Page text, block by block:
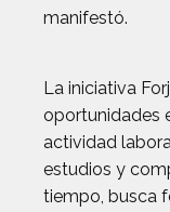
manifestó.
La iniciativa
oportunidades
actividad
estudios y
tiempo, busca